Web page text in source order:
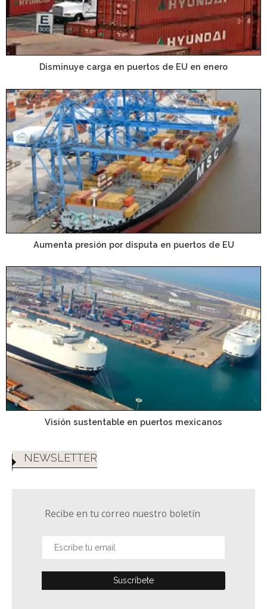
Disminuye carga en puertos de EU en enero
Aumenta presión por disputa en puertos de EU
Visión sustentable en puertos mexicanos
NEWSLETTER
Recibe en tu correo nuestro boletín